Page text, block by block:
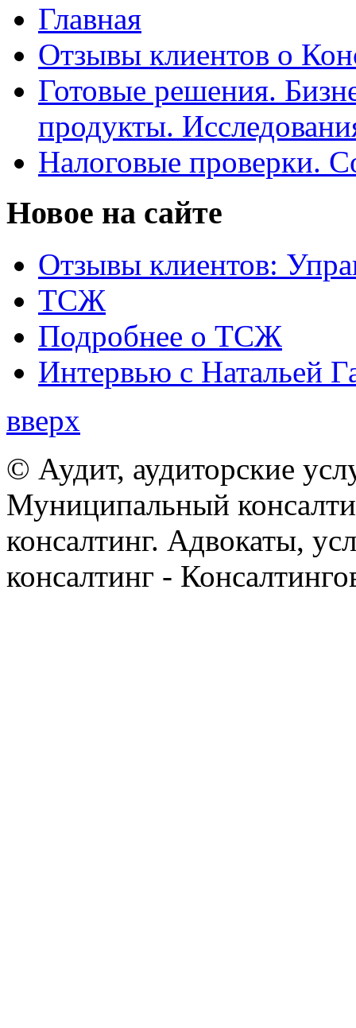
Главная
Отзывы клиентов о
Готовые решения.
продукты.
Налоговые проверки.
Новое на сайте
Отзывы клиентов:
ТСЖ
Подробнее о ТСЖ
Интервью с Натальей
вверх
© Аудит, аудиторские
Муниципальный
консалтинг. Адвокаты,
консалтинг -